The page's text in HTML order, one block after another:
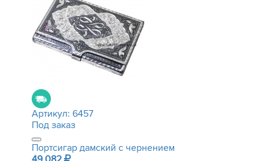
Артикул: 6457
Под заказ
Портсигар дамский с чернением